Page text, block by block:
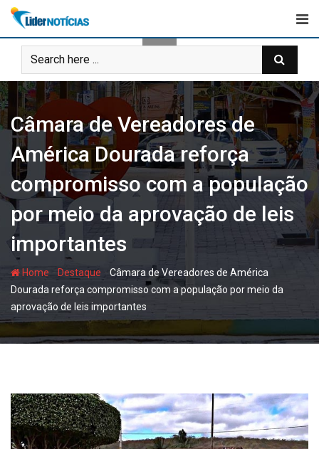
Skip
content
Câmara de Vereadores de
América Dourada reforça
compromisso com a população
por meio da aprovação de leis
importantes
Home - Destaque -Câmara de Vereadores de América
Dourada reforça compromisso com a população por meio da
aprovação de leis importantes